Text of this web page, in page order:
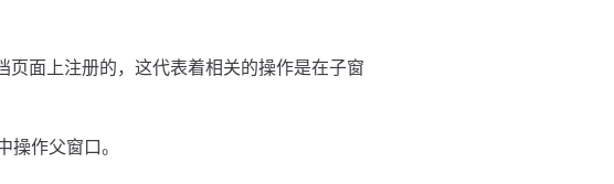
面上注册的，这代表着相关的操作是在子窗
操作父窗口。